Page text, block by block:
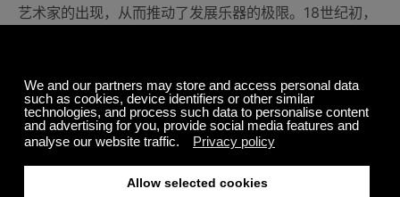
艺术家的出现，从而推动了发展乐器的极限。18世纪初，
行了一场友好的音乐比赛，斯卡拉蒂在羽管键琴比赛中获
胜，韩德尔则在管风琴比赛中获胜。
时代的变迁和公共音乐会的出现，导致了琵琶的流行
度下降，拨弦键琴和管风琴取而代之，作曲家的兴趣转向
了键盘乐器。这一时期也是几个新的器乐流派被发明并得